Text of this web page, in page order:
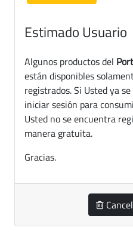
Estimado Usuario
Algunos productos del
están disponibles
registrados. Si Usted ya
iniciar sesión para
Usted no se encuentra
manera gratuita.
Gracias.